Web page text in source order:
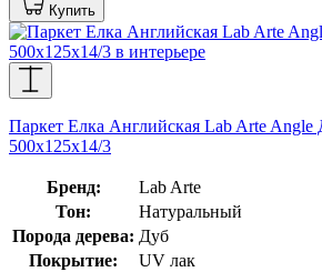
Купить
Паркет Елка Английская Lab Arte Angle
500х125х14/3
Бренд:
Lab Arte
Тон:
Натуральный
Порода дерева: Дуб
Покрытие:
UV лак